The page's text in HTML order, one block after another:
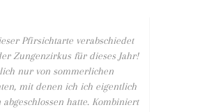
Pfirsichtarte verabschiedet
Zungenzirkus für dieses Jahr!
nur von sommerlichen
mit denen ich ich eigentlich
abgeschlossen hatte. Kombiniert